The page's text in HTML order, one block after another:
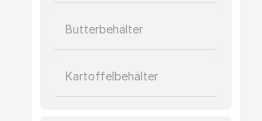
Butterbehälter
Kartoffelbehälter